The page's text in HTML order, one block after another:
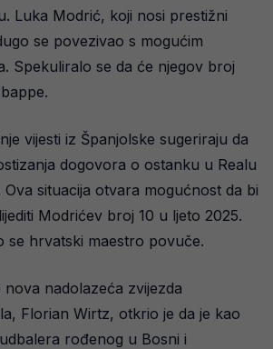
Luka Modrić, koji nosi prestižni
se povezivao s mogućim
Spekuliralo se da će njegov broj
vijesti iz Španjolske sugeriraju da
dogovora o ostanku u Realu
situacija otvara mogućnost da bi
Modrićev broj 10 u ljeto 2025.
se hrvatski maestro povuče.
nova nadolazeća zvijezda
Florian Wirtz, otkrio je da je kao
rođenog u Bosni i